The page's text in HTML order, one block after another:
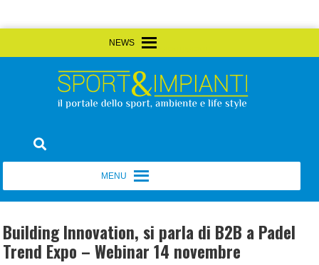
to
Sport&Impianti
Building Innovation, si parla di B2B a Padel
Trend Expo – Webinar 14 novembre